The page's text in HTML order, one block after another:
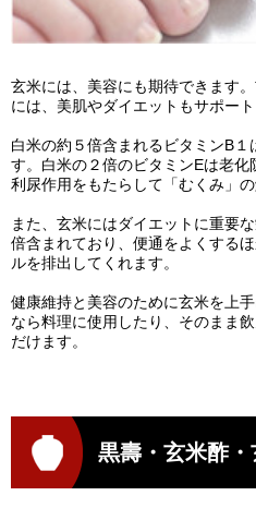
玄米には、美容にも期待できます
には、美肌やダイエットもサポート
白米の約５倍含まれるビタミンB
す。白米の２倍のビタミンEは老
利尿作用をもたらして「むくみ」の
また、玄米にはダイエットに重要
倍含まれており、便通をよくする
ルを排出してくれます。
健康維持と美容のために玄米を上
なら料理に使用したり、そのまま
だけます。
黒壽・玄米酢